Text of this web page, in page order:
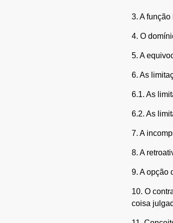
3. A
4. O
5. A
6. As
6.1. As
6.2. As
7. A
8. A
9. A opção
10. O
coisa